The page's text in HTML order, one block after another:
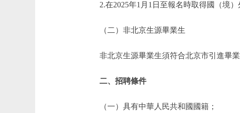
2.在2025年1月1日至報名時取得國（境）
（二）非北京生源畢業生
非北京生源畢業生須符合北京市引進畢業
二、招聘條件
（一）具有中華人民共和國國籍；